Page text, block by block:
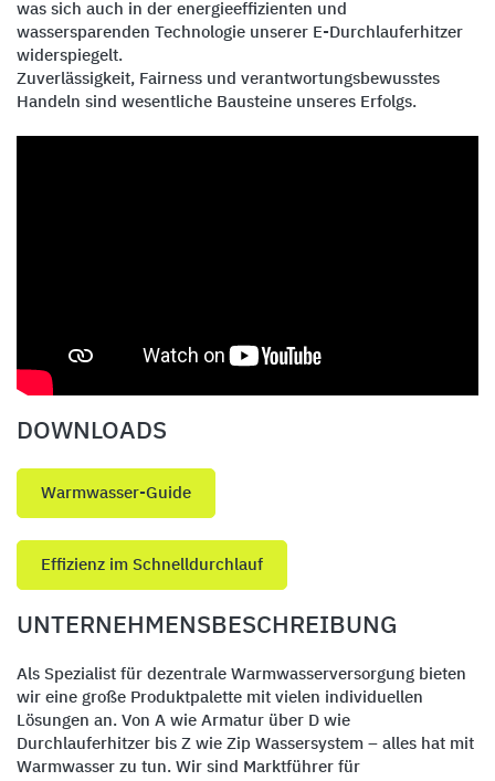
was sich auch in der energieeffizienten und
wassersparenden Technologie unserer E-Durchlauferhitzer
widerspiegelt.
Zuverlässigkeit, Fairness und verantwortungsbewusstes
Handeln sind wesentliche Bausteine unseres Erfolgs.
DOWNLOADS
Warmwasser-Guide
Effizienz im Schnelldurchlauf
UNTERNEHMENSBESCHREIBUNG
Als Spezialist für dezentrale Warmwasserversorgung bieten
wir eine große Produktpalette mit vielen individuellen
Lösungen an. Von A wie Armatur über D wie
Durchlauferhitzer bis Z wie Zip Wassersystem – alles hat mit
Warm­wasser zu tun. Wir sind Marktführer für